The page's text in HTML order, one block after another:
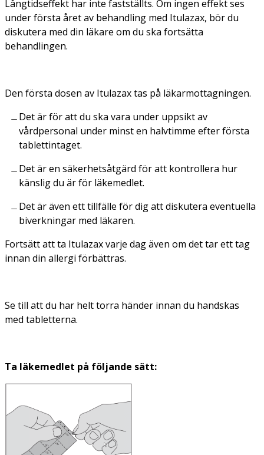
Långtidseffekt har inte fastställts. Om ingen effekt ses
under första året av behandling med Itulazax, bör du
diskutera med din läkare om du ska fortsätta
behandlingen.
Den första dosen av Itulazax tas på läkarmottagningen.
Det är för att du ska vara under uppsikt av
vårdpersonal under minst en halvtimme efter första
tablettintaget.
Det är en säkerhetsåtgärd för att kontrollera hur
känslig du är för läkemedlet.
Det är även ett tillfälle för dig att diskutera eventuella
biverkningar med läkaren.
Fortsätt att ta Itulazax varje dag även om det tar ett tag
innan din allergi förbättras.
Se till att du har helt torra händer innan du handskas
med tabletterna.
Ta läkemedlet på följande sätt: